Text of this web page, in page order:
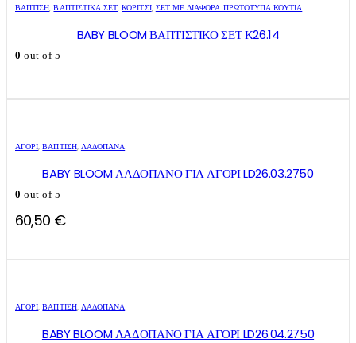
ΒΑΠΤΙΣΗ,ΒΑΠΤΙΣΤΙΚΆ ΣΕΤ,ΚΟΡΊΤΣΙ, ΣΕΤ ΜΕ ΔΙΆΦΟΡΑ ΠΡΩΤΌΤΥΠΑ ΚΟΥΤΙΆ
BABY BLOOM ΒΑΠΤΙΣΤΙΚΟ ΣΕΤ Κ26.14
0 out of 5
ΑΓΌΡΙ,ΒΑΠΤΙΣΗ, ΛΑΔΌΠΑΝΑ
BABY BLOOM ΛΑΔΟΠΑΝΟ ΓΙΑ ΑΓΟΡΙ LD26.03.2750
0 out of 5
60,50 €
ΑΓΌΡΙ,ΒΑΠΤΙΣΗ, ΛΑΔΌΠΑΝΑ
BABY BLOOM ΛΑΔΟΠΑΝΟ ΓΙΑ ΑΓΟΡΙ LD26.04.2750